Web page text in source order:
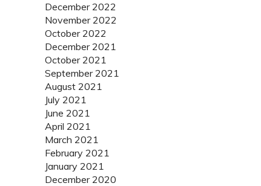
December 2022
November 2022
October 2022
December 2021
October 2021
September 2021
August 2021
July 2021
June 2021
April 2021
March 2021
February 2021
January 2021
December 2020